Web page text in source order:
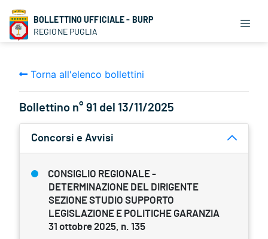
BOLLETTINO UFFICIALE - BURP
REGIONE PUGLIA
Torna all'elenco bollettini
Bollettino n° 91 del 13/11/2025
Concorsi e Avvisi
CONSIGLIO REGIONALE -
DETERMINAZIONE DEL DIRIGENTE
SEZIONE STUDIO SUPPORTO
LEGISLAZIONE E POLITICHE GARANZIA
31 ottobre 2025, n. 135